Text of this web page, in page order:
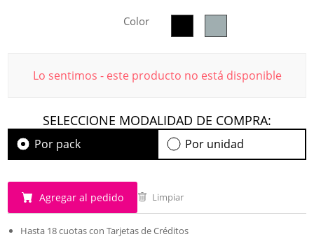
Color
Lo sentimos - este producto no está disponible
SELECCIONE MODALIDAD DE COMPRA:
Por pack Por unidad
Agregar al pedido Limpiar
Hasta 18 cuotas con Tarjetas de Créditos